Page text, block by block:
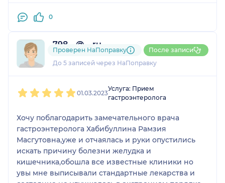
рекомендую!
0
798....@....ru
1 отзыв
До 5 записей через НаПоправку
Проверен НаПоправку После записи
01.03.2023
Услуга: Прием
гастроэнтеролога
Хочу поблагодарить замечательного врача
гастроэнтеролога Хабибуллина Рамзия
Масгутовна,уже и отчаялась и руки опустились
искать причину болезни желудка и
кишечника,обошла все известные клиники но
увы мне выписывали стандартные лекарства и